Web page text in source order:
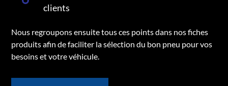
clients
Nous regroupons ensuite tous ces points dans nos fiches
produits afin de faciliter la sélection du bon pneu pour vos
besoins et votre véhicule.